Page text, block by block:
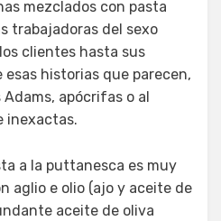
mezclados con pasta
trabajadoras del sexo
clientes hasta sus
esas historias que parecen,
apócrifas o al
inexactas.
a la puttanesca es muy
aglio e olio (ajo y aceite de
aceite de oliva